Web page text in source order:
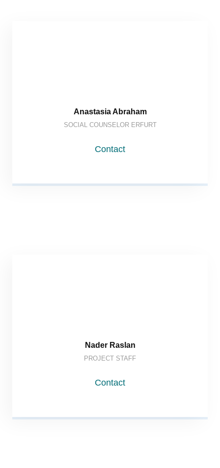
Anastasia Abraham
SOCIAL COUNSELOR ERFURT
Contact
Nader Raslan
PROJECT STAFF
Contact